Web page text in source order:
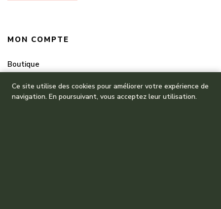
MON COMPTE
Boutique
Mes commandes
Ce site utilise des cookies pour améliorer votre expérience de
navigation. En poursuivant, vous acceptez leur utilisation.